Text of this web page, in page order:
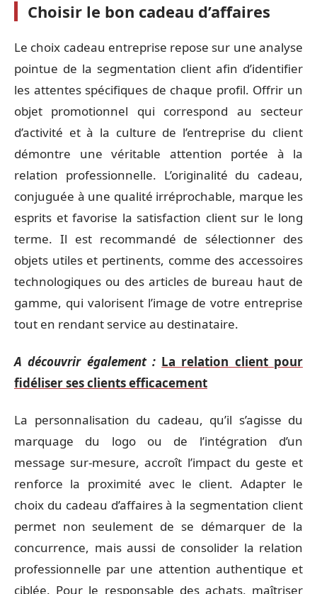
Choisir le bon cadeau d’affaires
Le choix cadeau entreprise repose sur une analyse
pointue de la segmentation client afin d’identifier
les attentes spécifiques de chaque profil. Offrir un
objet promotionnel qui correspond au secteur
d’activité et à la culture de l’entreprise du client
démontre une véritable attention portée à la
relation professionnelle. L’originalité du cadeau,
conjuguée à une qualité irréprochable, marque les
esprits et favorise la satisfaction client sur le long
terme. Il est recommandé de sélectionner des
objets utiles et pertinents, comme des accessoires
technologiques ou des articles de bureau haut de
gamme, qui valorisent l’image de votre entreprise
tout en rendant service au destinataire.
A découvrir également : La relation client pour
fidéliser ses clients efficacement
La personnalisation du cadeau, qu’il s’agisse du
marquage du logo ou de l’intégration d’un
message sur-mesure, accroît l’impact du geste et
renforce la proximité avec le client. Adapter le
choix du cadeau d’affaires à la segmentation client
permet non seulement de se démarquer de la
concurrence, mais aussi de consolider la relation
professionnelle par une attention authentique et
ciblée. Pour le responsable des achats, maîtriser